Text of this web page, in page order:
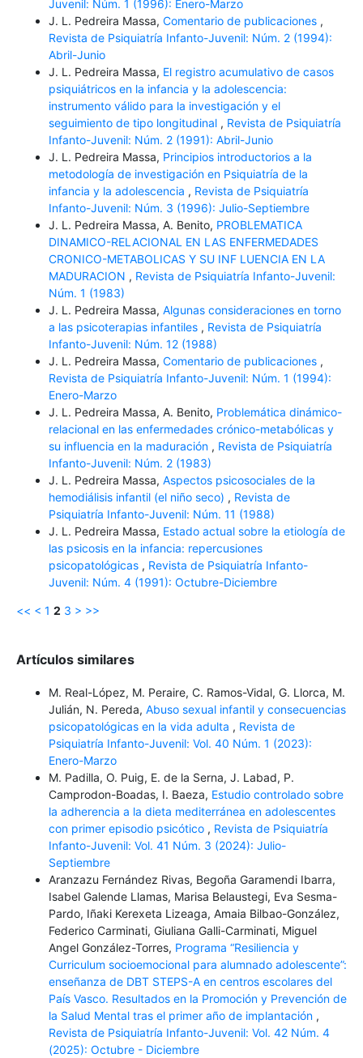
Juvenil: Núm. 1 (1996): Enero-Marzo
J. L. Pedreira Massa, Comentario de publicaciones ,
Revista de Psiquiatría Infanto-Juvenil: Núm. 2 (1994):
Abril-Junio
J. L. Pedreira Massa, El registro acumulativo de casos
psiquiátricos en la infancia y la adolescencia:
instrumento válido para la investigación y el
seguimiento de tipo longitudinal , Revista de Psiquiatría
Infanto-Juvenil: Núm. 2 (1991): Abril-Junio
J. L. Pedreira Massa, Principios introductorios a la
metodología de investigación en Psiquiatría de la
infancia y la adolescencia , Revista de Psiquiatría
Infanto-Juvenil: Núm. 3 (1996): Julio-Septiembre
J. L. Pedreira Massa, A. Benito, PROBLEMATICA
DINAMICO-RELACIONAL EN LAS ENFERMEDADES
CRONICO-METABOLICAS Y SU INF LUENCIA EN LA
MADURACION , Revista de Psiquiatría Infanto-Juvenil:
Núm. 1 (1983)
J. L. Pedreira Massa, Algunas consideraciones en torno
a las psicoterapias infantiles , Revista de Psiquiatría
Infanto-Juvenil: Núm. 12 (1988)
J. L. Pedreira Massa, Comentario de publicaciones ,
Revista de Psiquiatría Infanto-Juvenil: Núm. 1 (1994):
Enero-Marzo
J. L. Pedreira Massa, A. Benito, Problemática dinámico-
relacional en las enfermedades crónico-metabólicas y
su influencia en la maduración , Revista de Psiquiatría
Infanto-Juvenil: Núm. 2 (1983)
J. L. Pedreira Massa, Aspectos psicosociales de la
hemodiálisis infantil (el niño seco) , Revista de
Psiquiatría Infanto-Juvenil: Núm. 11 (1988)
J. L. Pedreira Massa, Estado actual sobre la etiología de
las psicosis en la infancia: repercusiones
psicopatológicas , Revista de Psiquiatría Infanto-
Juvenil: Núm. 4 (1991): Octubre-Diciembre
<< < 1 2 3 > >>
Artículos similares
M. Real-López, M. Peraire, C. Ramos-Vidal, G. Llorca, M.
Julián, N. Pereda, Abuso sexual infantil y consecuencias
psicopatológicas en la vida adulta , Revista de
Psiquiatría Infanto-Juvenil: Vol. 40 Núm. 1 (2023):
Enero-Marzo
M. Padilla, O. Puig, E. de la Serna, J. Labad, P.
Camprodon-Boadas, I. Baeza, Estudio controlado sobre
la adherencia a la dieta mediterránea en adolescentes
con primer episodio psicótico , Revista de Psiquiatría
Infanto-Juvenil: Vol. 41 Núm. 3 (2024): Julio-
Septiembre
Aranzazu Fernández Rivas, Begoña Garamendi Ibarra,
Isabel Galende Llamas, Marisa Belaustegi, Eva Sesma-
Pardo, Iñaki Kerexeta Lizeaga, Amaia Bilbao-González,
Federico Carminati, Giuliana Galli-Carminati, Miguel
Angel González-Torres, Programa “Resiliencia y
Curriculum socioemocional para alumnado adolescente”:
enseñanza de DBT STEPS-A en centros escolares del
País Vasco. Resultados en la Promoción y Prevención de
la Salud Mental tras el primer año de implantación ,
Revista de Psiquiatría Infanto-Juvenil: Vol. 42 Núm. 4
(2025): Octubre - Diciembre